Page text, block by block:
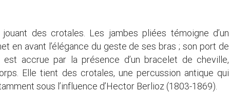
des crotales. Les jambes pliées témoigne d’un
en avant l’élégance du geste de ses bras ; son port de
est accrue par la présence d’un bracelet de cheville,
Elle tient des crotales, une percussion antique qui
sous l’influence d’Hector Berlioz (1803-1869).